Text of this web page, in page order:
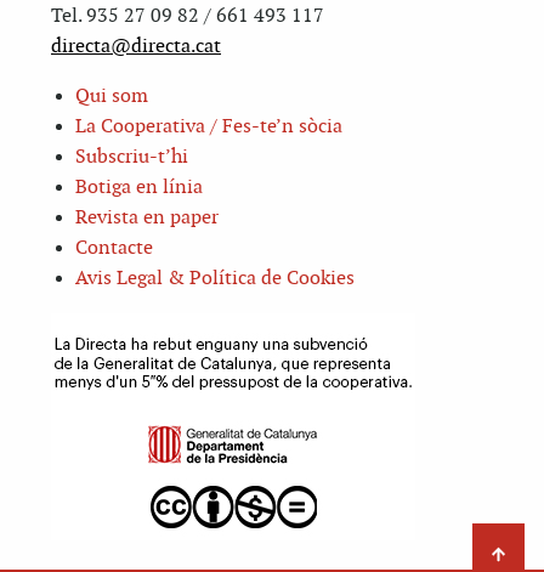
Tel. 935 27 09 82 / 661 493 117
directa@directa.cat
Qui som
La Cooperativa / Fes-te’n sòcia
Subscriu-t’hi
Botiga en línia
Revista en paper
Contacte
Avis Legal & Política de Cookies